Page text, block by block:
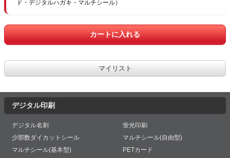
ド・デジタルハガキ・マルチシール）
デジタル印刷
デジタル名刺
蛍光印刷
少部数ダイカットシール
マルチシール(自由型)
マルチシール(基本型)
PETカード